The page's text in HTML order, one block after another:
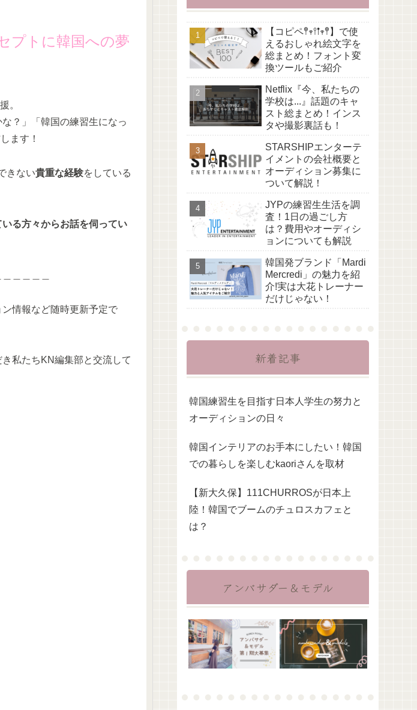
プトに韓国への夢
。
？」「韓国の練習生になっ
ます！
きない貴重な経験をしている
る方々からお話を伺ってい
情報など随時更新予定で
私たちKN編集部と交流して
【コピペ𖤣𖥧𖥣𖡡𖥧𖤣】で使
えるおしゃれ絵文字を
総まとめ！フォント変
換ツールもご紹介
Netflix『今、私たちの
学校は...』話題のキャ
スト総まとめ！インス
タや撮影裏話も！
STARSHIPエンターテ
イメントの会社概要と
オーディション募集に
ついて解説！
JYPの練習生生活を調
査！1日の過ごし方
は？費用やオーディシ
ョンについても解説
韓国発ブランド「Mardi
Mercredi」の魅力を紹
介!実は大花トレーナー
だけじゃない！
新着記事
韓国練習生を目指す日本人学生の努力と
オーディションの日々
韓国インテリアのお手本にしたい！韓国
での暮らしを楽しむkaoriさんを取材
【新大久保】111CHURROSが日本上
陸！韓国でブームのチュロスカフェと
は？
アンバサダー＆モデル